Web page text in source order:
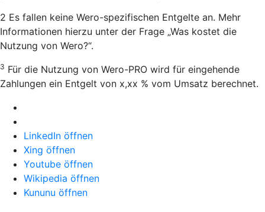
2 Es fallen keine Wero-spezifischen Entgelte an. Mehr
Informationen hierzu unter der Frage „Was kostet die
Nutzung von Wero?“.
3 Für die Nutzung von Wero-PRO wird für eingehende
Zahlungen ein Entgelt von x,xx % vom Umsatz berechnet.
LinkedIn öffnen
Xing öffnen
Youtube öffnen
Wikipedia öffnen
Kununu öffnen